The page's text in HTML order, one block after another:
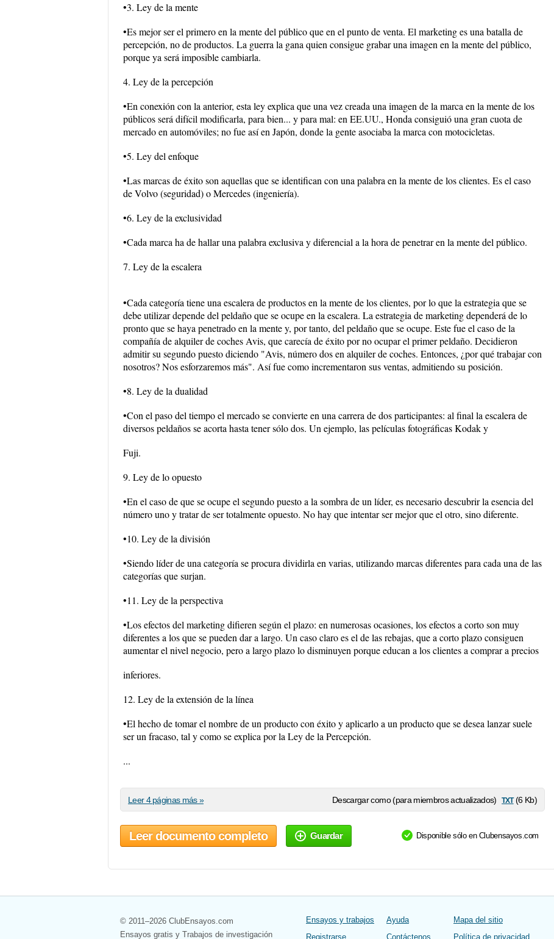
•3. Ley de la mente
•Es mejor ser el primero en la mente del público que en el punto de venta. El marketing es una batalla de
percepción, no de productos. La guerra la gana quien consigue grabar una imagen en la mente del público,
porque ya será imposible cambiarla.
4. Ley de la percepción
•En conexión con la anterior, esta ley explica que una vez creada una imagen de la marca en la mente de los
públicos será difícil modificarla, para bien... y para mal: en EE.UU., Honda consiguió una gran cuota de
mercado en automóviles; no fue así en Japón, donde la gente asociaba la marca con motocicletas.
•5. Ley del enfoque
•Las marcas de éxito son aquellas que se identifican con una palabra en la mente de los clientes. Es el caso
de Volvo (seguridad) o Mercedes (ingeniería).
•6. Ley de la exclusividad
•Cada marca ha de hallar una palabra exclusiva y diferencial a la hora de penetrar en la mente del público.
7. Ley de la escalera
•Cada categoría tiene una escalera de productos en la mente de los clientes, por lo que la estrategia que se
debe utilizar depende del peldaño que se ocupe en la escalera. La estrategia de marketing dependerá de lo
pronto que se haya penetrado en la mente y, por tanto, del peldaño que se ocupe. Este fue el caso de la
compañía de alquiler de coches Avis, que carecía de éxito por no ocupar el primer peldaño. Decidieron
admitir su segundo puesto diciendo "Avis, número dos en alquiler de coches. Entonces, ¿por qué trabajar con
nosotros? Nos esforzaremos más". Así fue como incrementaron sus ventas, admitiendo su posición.
•8. Ley de la dualidad
•Con el paso del tiempo el mercado se convierte en una carrera de dos participantes: al final la escalera de
diversos peldaños se acorta hasta tener sólo dos. Un ejemplo, las películas fotográficas Kodak y
Fuji.
9. Ley de lo opuesto
•En el caso de que se ocupe el segundo puesto a la sombra de un líder, es necesario descubrir la esencia del
número uno y tratar de ser totalmente opuesto. No hay que intentar ser mejor que el otro, sino diferente.
•10. Ley de la división
•Siendo líder de una categoría se procura dividirla en varias, utilizando marcas diferentes para cada una de las
categorías que surjan.
•11. Ley de la perspectiva
•Los efectos del marketing difieren según el plazo: en numerosas ocasiones, los efectos a corto son muy
diferentes a los que se pueden dar a largo. Un caso claro es el de las rebajas, que a corto plazo consiguen
aumentar el nivel negocio, pero a largo plazo lo disminuyen porque educan a los clientes a comprar a precios
inferiores.
12. Ley de la extensión de la línea
•El hecho de tomar el nombre de un producto con éxito y aplicarlo a un producto que se desea lanzar suele
ser un fracaso, tal y como se explica por la Ley de la Percepción.
...
Descargar como (para miembros actualizados) txt(6 Kb)
Leer 4 páginas más »
Leer documento completo Guardar Disponible sólo en Clubensayos.com
© 2011–2026 ClubEnsayos.com
Ensayos gratis y Trabajos de investigación
Ensayos y trabajos
Registrarse
Ayuda
Contáctenos
Mapa del sitio
Política de privacidad